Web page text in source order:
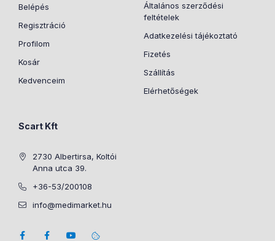
Belépés
Regisztráció
Profilom
Kosár
Kedvenceim
Általános szerződési
feltételek
Adatkezelési tájékoztató
Fizetés
Szállítás
Elérhetőségek
Scart Kft
2730 Albertirsa, Koltói
Anna utca 39.
+36-53/200108
info@medimarket.hu